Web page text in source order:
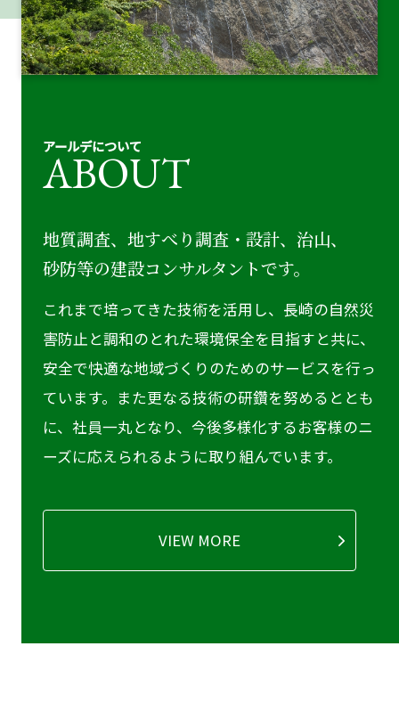
アールデについて
ABOUT
地質調査、地すべり調査・設計、治山、
砂防等の建設コンサルタントです。
これまで培ってきた技術を活用し、長崎の自然災
害防止と調和のとれた環境保全を目指すと共に、
安全で快適な地域づくりのためのサービスを行っ
ています。また更なる技術の研鑽を努めるととも
に、社員一丸となり、今後多様化するお客様のニ
ーズに応えられるように取り組んでいます。
VIEW MORE